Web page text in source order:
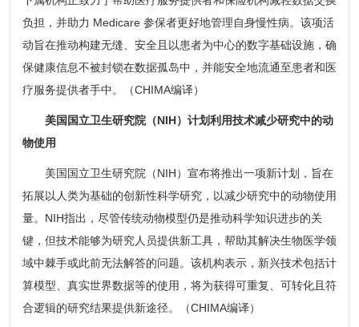
负担，并助力 Medicare 参保者更好地管理自身慢性病。该项活
动旨在推动构建无缝、安全且以患者为中心的数字基础设施，确
保健康信息不被封锁在数据孤岛中，并能安全地流通至患者和医
疗服务提供者手中。（CHIMA编译）
美国国立卫生研究院（NIH）计划利用技术减少研究中的动
物使用
美国国立卫生研究院（NIH）宣布将推出一项新计划，旨在
拓展以人类为基础的创新性科学研究，以减少研究中的动物使用
量。NIH指出，尽管传统动物模型仍是推动科学知识进步的关
键，但技术能够为研究人员提供新工具，帮助其解决生物医学领
域中棘手或此前无法解答的问题。该机构表示，新兴技术包括计
算模型、真实世界数据等的使用，将为获得可重复、可转化且符
合逻辑的研究结果提供新途径。（CHIMA编译）